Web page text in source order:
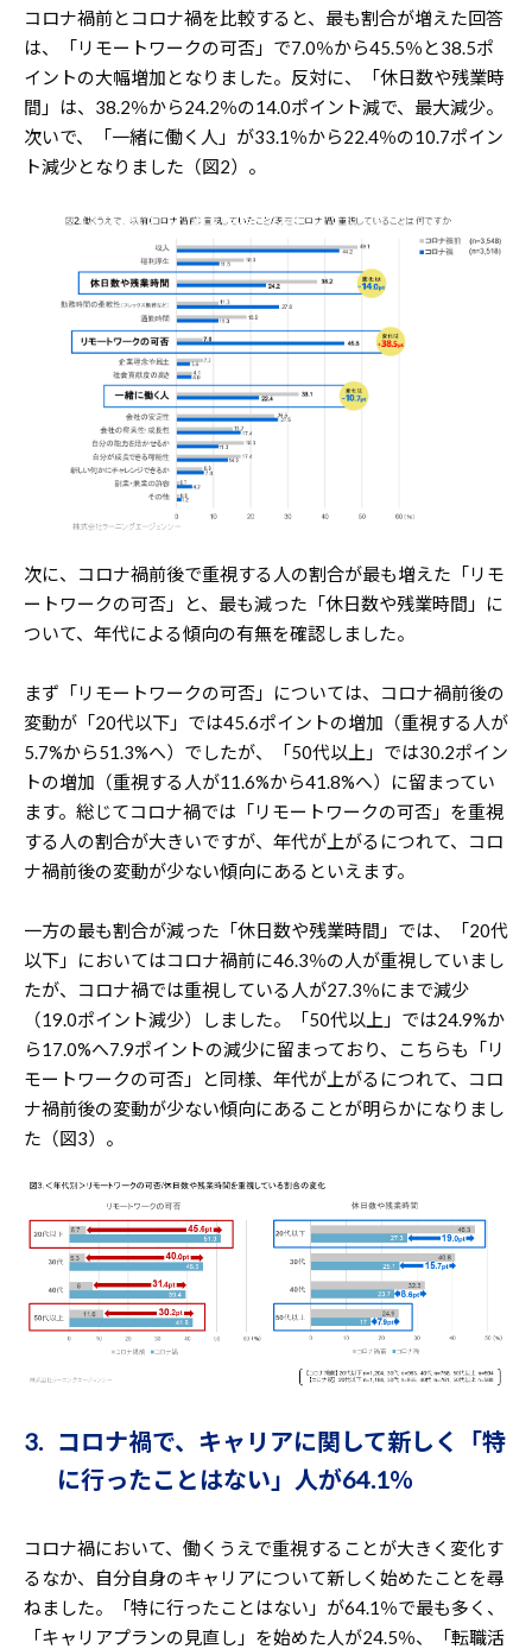
コロナ禍前とコロナ禍を比較すると、最も割合が増えた回答
は、「リモートワークの可否」で7.0％から45.5％と38.5ポ
イントの大幅増加となりました。反対に、「休日数や残業時
間」は、38.2％から24.2％の14.0ポイント減で、最大減少。
次いで、「一緒に働く人」が33.1％から22.4％の10.7ポイン
ト減少となりました（図2）。
次に、コロナ禍前後で重視する人の割合が最も増えた「リモ
ートワークの可否」と、最も減った「休日数や残業時間」に
ついて、年代による傾向の有無を確認しました。
まず「リモートワークの可否」については、コロナ禍前後の
変動が「20代以下」では45.6ポイントの増加（重視する人が
5.7%から51.3%へ）でしたが、「50代以上」では30.2ポイン
トの増加（重視する人が11.6%から41.8%へ）に留まってい
ます。総じてコロナ禍では「リモートワークの可否」を重視
する人の割合が大きいですが、年代が上がるにつれて、コロ
ナ禍前後の変動が少ない傾向にあるといえます。
一方の最も割合が減った「休日数や残業時間」では、「20代
以下」においてはコロナ禍前に46.3％の人が重視していまし
たが、コロナ禍では重視している人が27.3％にまで減少
（19.0ポイント減少）しました。「50代以上」では24.9%か
ら17.0%へ7.9ポイントの減少に留まっており、こちらも「リ
モートワークの可否」と同様、年代が上がるにつれて、コロ
ナ禍前後の変動が少ない傾向にあることが明らかになりまし
た（図3）。
3. コロナ禍で、キャリアに関して新しく「特
に行ったことはない」人が64.1％
コロナ禍において、働くうえで重視することが大きく変化す
るなか、自分自身のキャリアについて新しく始めたことを尋
ねました。「特に行ったことはない」が64.1％で最も多く、
「キャリアプランの見直し」を始めた人が24.5％、「転職活